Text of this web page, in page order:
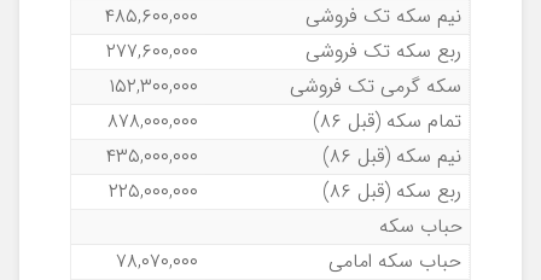
نیم سکه تک فروشی
۴۸۵,۶۰۰,۰۰۰
ربع سکه تک فروشی
۲۷۷,۶۰۰,۰۰۰
سکه گرمی تک فروشی
۱۵۲,۳۰۰,۰۰۰
تمام سکه (قبل ۸۶)
۸۷۸,۰۰۰,۰۰۰
نیم سکه (قبل ۸۶)
۴۳۵,۰۰۰,۰۰۰
ربع سکه (قبل ۸۶)
۲۲۵,۰۰۰,۰۰۰
حباب سکه
حباب سکه امامی
۷۸,۰۷۰,۰۰۰